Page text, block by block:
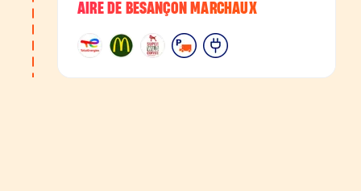
AIRE DE BESANÇON MARCHAUX